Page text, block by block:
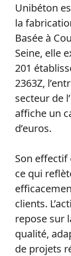
Unibéton
la
Basée à
Seine, elle
201
2363Z,
secteur de
affiche un
d’euros.
Son effectif
ce qui
clients.
repose sur
qualité,
de projets